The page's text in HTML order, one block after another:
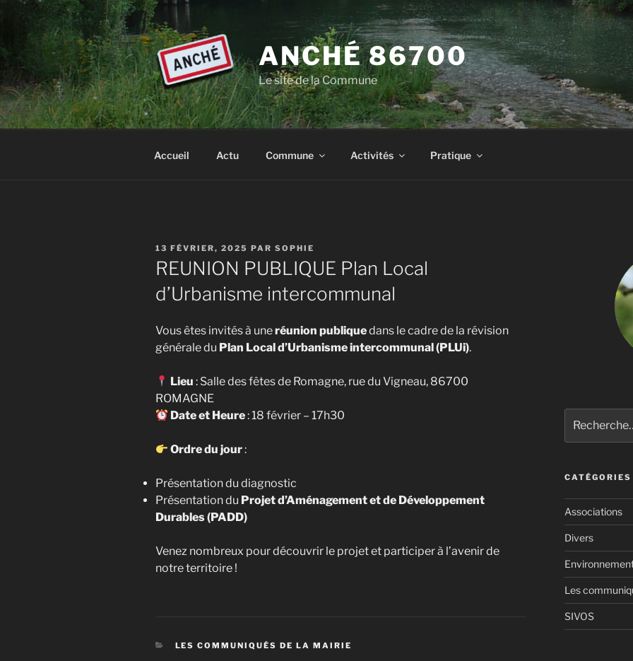
Aller
contenu
principal
ANCHÉ 86700
Le site de la Commune
Accueil Actu Commune Activités Pratique
PUBLIÉ
LE
13 FÉVRIER, 2025 PAR SOPHIE
REUNION PUBLIQUE Plan Local
d’Urbanisme intercommunal
Vous êtes invités à uneréunion publiquedans le cadre de la révision
générale du Plan Local d’Urbanisme intercommunal (PLUi).
Lieu : Salle des fêtes de Romagne, rue du Vigneau, 86700
ROMAGNE
Date et Heure: 18 février – 17h30
Ordre du jour:
Présentation du diagnostic
Présentation du Projet d’Aménagement et de Développement
Durables (PADD)
Venez nombreux pour découvrir le projet et participer à l’avenir de
notre territoire !
CATÉGORIES
LES COMMUNIQUÉS DE LA MAIRIE
pour
:
CATÉGORIES
Associations
Divers
Les
SIVOS